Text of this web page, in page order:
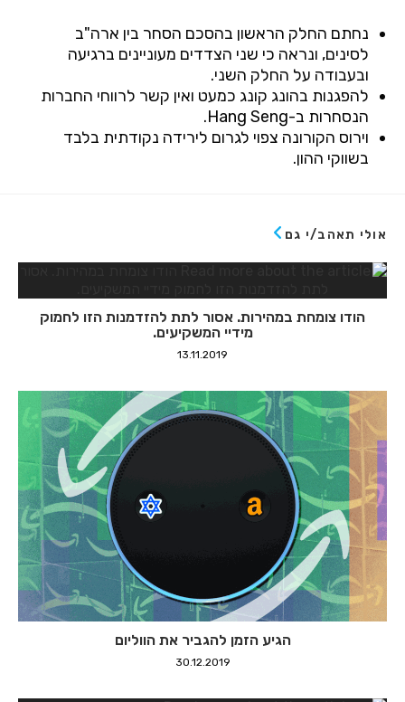
נחתם החלק הראשון בהסכם הסחר בין ארה"ב
לסינים, ונראה כי שני הצדדים מעוניינים ברגיעה
ובעבודה על החלק השני.
להפגנות בהונג קונג כמעט ואין קשר לרווחי החברות
הנסחרות ב-Hang Seng
.
וירוס הקורונה צפוי לגרום לירידה נקודתית בלבד
בשווקי ההון.
אולי תאהב/י גם
הודו צומחת במהירות. אסור לתת להזדמנות הזו לחמוק
מידיי המשקיעים.
13.11.2019
הגיע הזמן להגביר את הווליום
30.12.2019